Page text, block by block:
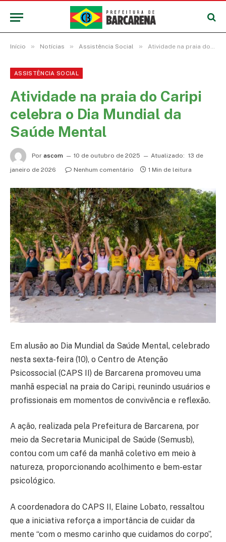
Início » Notícias » Assistência Social » Atividade na praia do Caripi celebra o Dia Mundial da Saúde Mental
ASSISTÊNCIA SOCIAL
Atividade na praia do Caripi
celebra o Dia Mundial da
Saúde Mental
Por ascom 10 de outubro de 2025 Atualizado: 13 de
janeiro de 2026
Nenhum comentário 1 Min de leitura
Em alusão ao Dia Mundial da Saúde Mental, celebrado
nesta sexta-feira (10), o Centro de Atenção
Psicossocial (CAPS II) de Barcarena promoveu uma
manhã especial na praia do Caripi, reunindo usuários e
profissionais em momentos de convivência e reflexão.
A ação, realizada pela Prefeitura de Barcarena, por
meio da Secretaria Municipal de Saúde (Semusb),
contou com um café da manhã coletivo em meio à
natureza, proporcionando acolhimento e bem-estar
psicológico.
A coordenadora do CAPS II, Elaine Lobato, ressaltou
que a iniciativa reforça a importância de cuidar da
mente “com o mesmo carinho que cuidamos do corpo”,